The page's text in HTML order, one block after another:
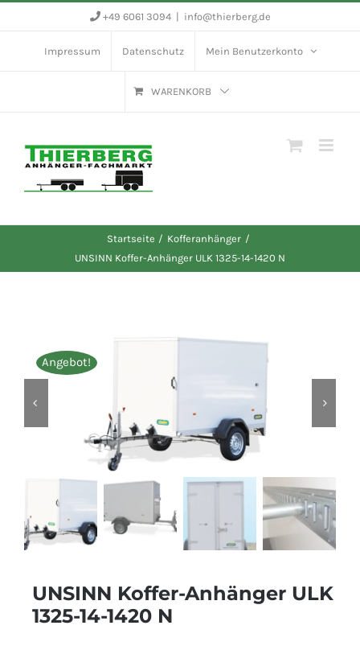
springen
+49 6061 3094 info@thierberg.de
Impressum Datenschutz Mein Benutzerkonto
WARENKORB
Startseite
Kofferanhänger
UNSINN Koffer-Anhänger ULK 1325-14-1420 N
Angebot!
UNSINN Koffer-Anhänger ULK
1325-14-1420 N